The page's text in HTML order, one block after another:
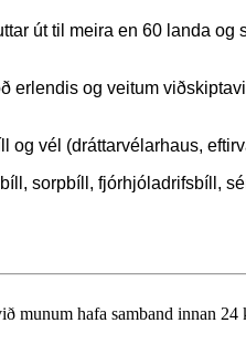
út til meira en 60 landa
og veitum
og vél (dráttarvélarhaus,
sorpbíll, fjórhjóladrifsbíll,
munum hafa samband innan 24